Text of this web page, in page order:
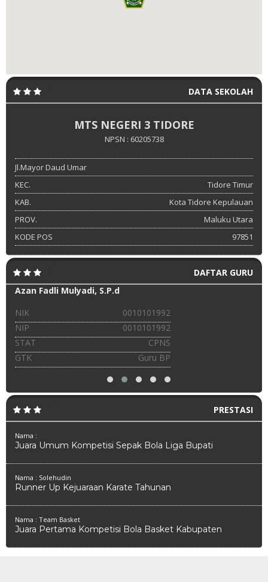
DATA SEKOLAH
MTS NEGERI 3 TIDORE
NPSN : 60205738
Jl.Mayor Daud Umar
KEC.
Tidore Timur
KAB.
Kota Tidore Kepulauan
PROV.
Maluku Utara
KODE POS
97851
DAFTAR GURU
Azan Fadli Mulyadi, S.P.d
NIK
0010101992
NIP
0010101992
STAT
CPNS
GTK
Guru BP
PRESTASI
Nama :
Juara Umum Kompetisi Sepak Bola Liga Bupati
Nama : Solehudin
Runner Up Kejuaraan Karate Tahunan
Nama : Team Basket
Juara Pertama Kompetisi Bola Basket Kabupaten